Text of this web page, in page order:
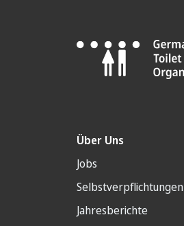
Über Uns
Jobs
Selbstverpflichtungen
Jahresberichte